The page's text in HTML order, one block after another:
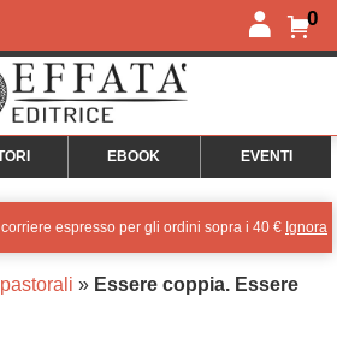
0
EBOOK EVENTI
espresso per gli ordini sopra i 40 € Ignora
» Essere coppia. Essere